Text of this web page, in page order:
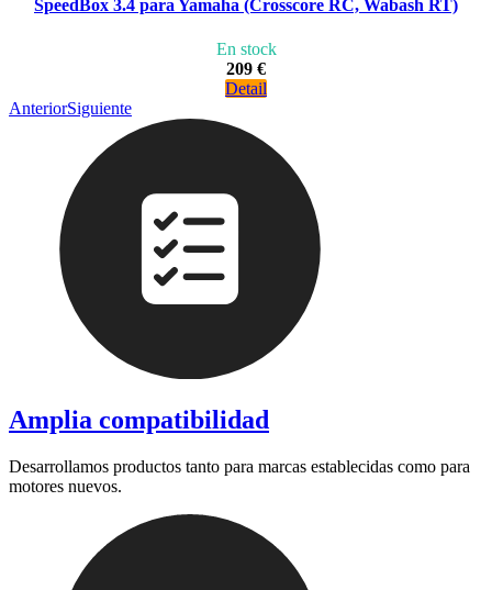
SpeedBox 3.4 para Yamaha (Crosscore RC, Wabash RT)
En stock
209 €
Detail
AnteriorSiguiente
Amplia compatibilidad
Desarrollamos productos tanto para marcas establecidas como para
motores nuevos.